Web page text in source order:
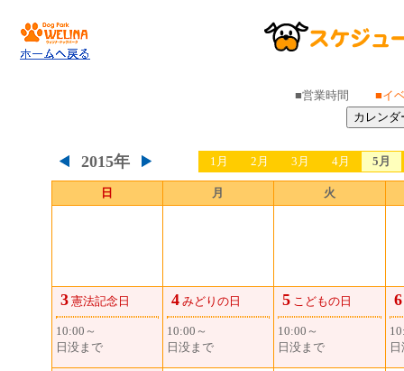
■営業時間 ■イ
2015年 1月 2月 3月 4月 5月
日 月 火
3憲法記念日
10:00～
日没まで
4みどりの日
10:00～
日没まで
5こどもの日
10:00～
日没まで
6